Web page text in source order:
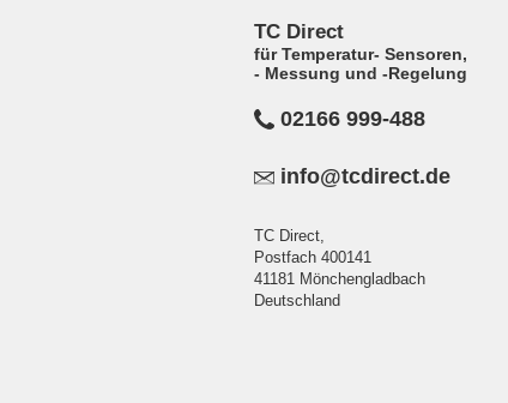
TC Direct
für Temperatur- Sensoren,
- Messung und -Regelung
02166 999-488
info@tcdirect.de
TC Direct,
Postfach 400141
41181 Mönchengladbach
Deutschland